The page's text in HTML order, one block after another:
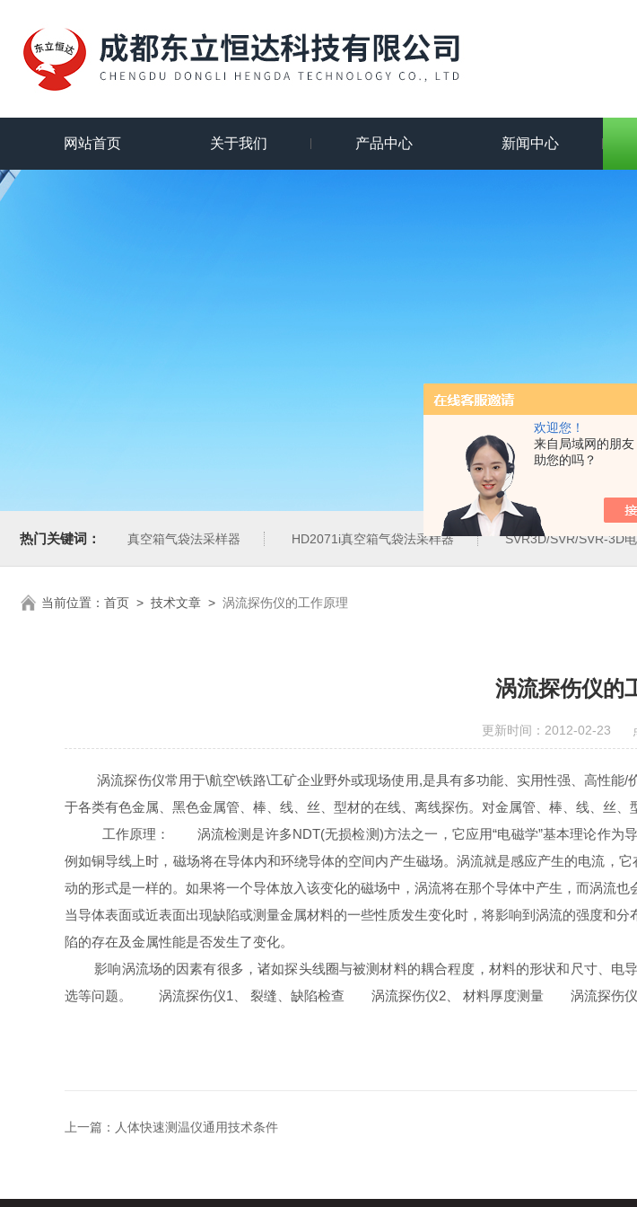
欢迎您！
来自局域网的朋
助您的吗？
网站首页 关于我们 产品中心 新闻中心
热门关键词： 真空箱气袋法采样器 HD2071i真空箱气袋法采样器 SVR3D/SVR/SVR-3D
当前位置： 首页 > 技术文章 > 涡流探伤仪的工作原理
涡流探伤仪的
更新时间：2012-02-23
涡流探伤仪常用于\航空\铁路\工矿企业野外或现场使用,是具有多功能、实用性强、高性能/
于各类有色金属、黑色金属管、棒、线、丝、型材的在线、离线探伤。对金属管、棒、线、丝
工作原理： 涡流检测是许多NDT(无损检测)方法之一，它应用“电磁学”基本理论作为导
例如铜导线上时，磁场将在导体内和环绕导体的空间内产生磁场。涡流就是感应产生的电流，
动的形式是一样的。如果将一个导体放入该变化的磁场中，涡流将在那个导体中产生，而涡流
当导体表面或近表面出现缺陷或测量金属材料的一些性质发生变化时，将影响到涡流的强度和
陷的存在及金属性能是否发生了变化。
影响涡流场的因素有很多，诸如探头线圈与被测材料的耦合程度，材料的形状和尺寸、电
选等问题。 涡流探伤仪1、 裂缝、缺陷检查 涡流探伤仪2、 材料厚度测量 涡流探伤仪3
上一篇： 人体快速测温仪通用技术条件